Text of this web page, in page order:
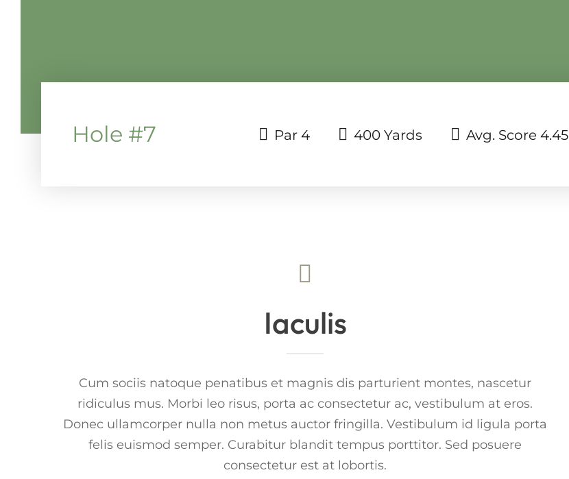
Hole #7 Par 4 400 Yards Avg. Score 4.45
Iaculis
Cum sociis natoque penatibus et magnis dis parturient montes, nascetur
ridiculus mus. Morbi leo risus, porta ac consectetur ac, vestibulum at eros.
Donec ullamcorper nulla non metus auctor fringilla. Vestibulum id ligula porta
felis euismod semper. Curabitur blandit tempus porttitor. Sed posuere
consectetur est at lobortis.